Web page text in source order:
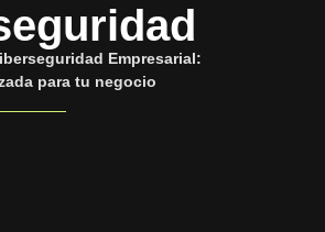
Empresarial:
para tu negocio